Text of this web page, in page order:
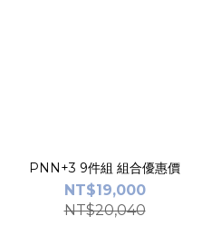
PNN+3 9件組 組合優惠價
NT$19,000
NT$20,040